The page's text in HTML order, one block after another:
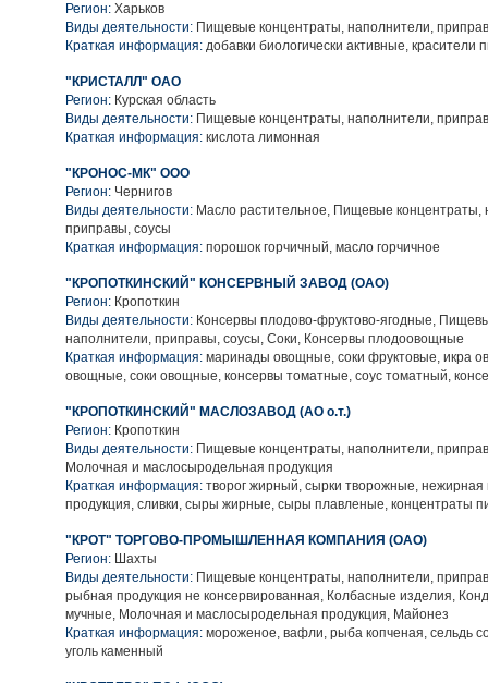
Регион: Харьков
Виды деятельности: Пищевые концентраты, наполнители,
Краткая информация: добавки биологически активные, красители
"КРИСТАЛЛ" ОАО
Регион: Курская область
Виды деятельности: Пищевые концентраты, наполнители,
Краткая информация: кислота лимонная
"КРОНОС-МК" ООО
Регион: Чернигов
Виды деятельности: Масло растительное, Пищевые концентраты,
приправы, соусы
Краткая информация: порошок горчичный, масло горчичное
"КРОПОТКИНСКИЙ" КОНСЕРВНЫЙ ЗАВОД (ОАО)
Регион: Кропоткин
Виды деятельности: Консервы плодово-фруктово-ягодные,
наполнители, приправы, соусы, Соки, Консервы плодоовощные
Краткая информация: маринады овощные, соки фруктовые, икра
овощные, соки овощные, консервы томатные, соус томатный,
"КРОПОТКИНСКИЙ" МАСЛОЗАВОД (АО о.т.)
Регион: Кропоткин
Виды деятельности: Пищевые концентраты, наполнители,
Молочная и маслосыродельная продукция
Краткая информация: творог жирный, сырки творожные, нежирная
продукция, сливки, сыры жирные, сыры плавленые, концентраты
"КРОТ" ТОРГОВО-ПРОМЫШЛЕННАЯ КОМПАНИЯ (ОАО)
Регион: Шахты
Виды деятельности: Пищевые концентраты, наполнители,
рыбная продукция не консервированная, Колбасные изделия,
мучные, Молочная и маслосыродельная продукция, Майонез
Краткая информация: мороженое, вафли, рыба копченая, сельдь
уголь каменный